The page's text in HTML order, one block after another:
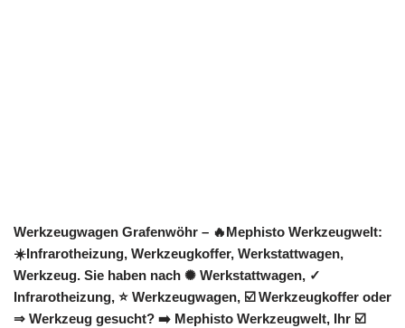
Werkzeugwagen Grafenwöhr – 🔥Mephisto Werkzeugwelt:
☀️Infrarotheizung, Werkzeugkoffer, Werkstattwagen,
Werkzeug. Sie haben nach ✺ Werkstattwagen, ✓
Infrarotheizung, ⭐ Werkzeugwagen, ☑️ Werkzeugkoffer oder
⇒ Werkzeug gesucht? ➡️ Mephisto Werkzeugwelt, Ihr ☑️